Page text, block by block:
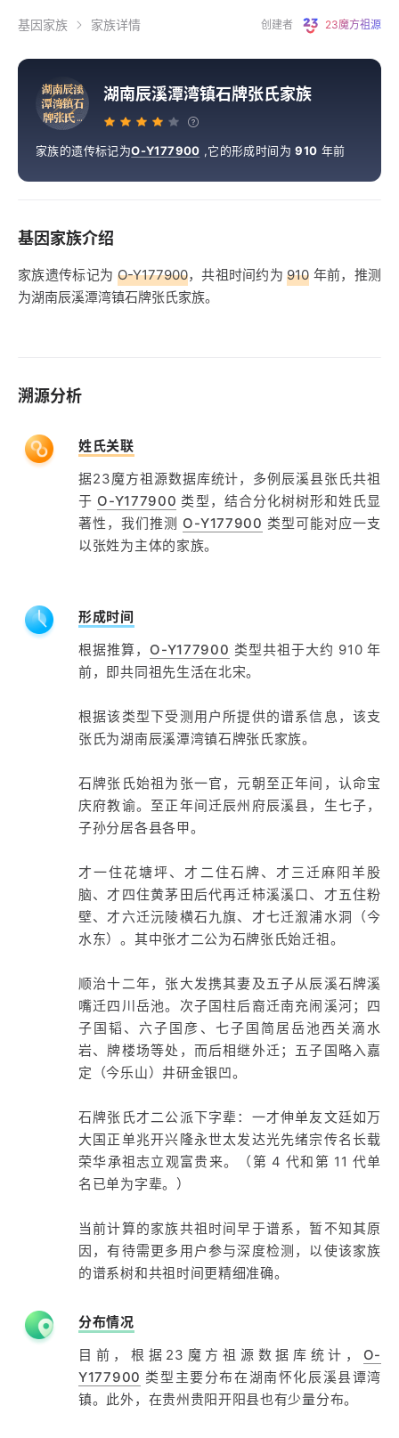
基因家族 家族详情 创建者 23魔方祖源
湖南辰溪
潭湾镇石
牌张氏...
湖南辰溪潭湾镇石牌张氏家族
家族的遗传标记为O-Y177900 ,它的形成时间为910 年前
基因家族介绍
家族遗传标记为 O-Y177900，共祖时间约为910 年前，推测
为湖南辰溪潭湾镇石牌张氏家族。
溯源分析
姓氏关联
据23魔方祖源数据库统计，多例辰溪县张氏共祖
于 O-Y177900 类型，结合分化树树形和姓氏显
著性，我们推测 O-Y177900 类型可能对应一支
以张姓为主体的家族。
形成时间
根据推算， O-Y177900 类型共祖于大约 910 年
前，即共同祖先生活在北宋。
根据该类型下受测用户所提供的谱系信息，该支
张氏为湖南辰溪潭湾镇石牌张氏家族。
石牌张氏始祖为张一官，元朝至正年间，认命宝
庆府教谕。至正年间迁辰州府辰溪县，生七子，
子孙分居各县各甲。
才一住花塘坪、才二住石牌、才三迁麻阳羊股
脑、才四住黄茅田后代再迁柿溪溪口、才五住粉
壁、才六迁沅陵横石九旗、才七迁溆浦水洞（今
水东）。其中张才二公为石牌张氏始迁祖。
顺治十二年，张大发携其妻及五子从辰溪石牌溪
嘴迁四川岳池。次子国柱后裔迁南充闹溪河；四
子国韬、六子国彦、七子国简居岳池西关滴水
岩、牌楼场等处，而后相继外迁；五子国略入嘉
定（今乐山）井研金银凹。
石牌张氏才二公派下字辈：一才伸单友文廷如万
大国正单兆开兴隆永世太发达光先绪宗传名长载
荣华承祖志立观富贵来。（第 4 代和第 11 代单
名已单为字辈。）
当前计算的家族共祖时间早于谱系，暂不知其原
因，有待需更多用户参与深度检测，以使该家族
的谱系树和共祖时间更精细准确。
分布情况
目前，根据23魔方祖源数据库统计， O-
Y177900 类型主要分布在湖南怀化辰溪县谭湾
镇。此外，在贵州贵阳开阳县也有少量分布。